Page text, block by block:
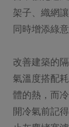
活動報下載
架子、織網
同時增添綠
改善建築的
氣溫度搭配
體的熱，而
開冷氣前記